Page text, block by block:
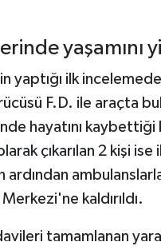
yaşamını
yaptığı ilk incelemede
F.D. ile araçta
hayatını
çıkarılan 2 kişi ise
ardından
kaldırıldı.
tamamlanan